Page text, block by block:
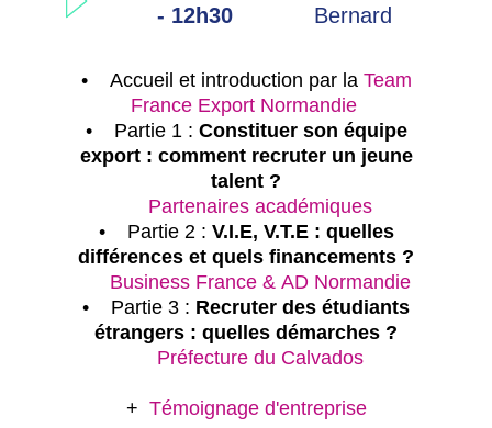
- 12h30
Bernard
• Accueil et introduction par la Team
France Export Normandie
• Partie 1 : Constituer son équipe
export : comment recruter un jeune
talent ?
Partenaires académiques
• Partie 2 : V.I.E, V.T.E : quelles
différences et quels financements ?
Business France & AD Normandie
• Partie 3 : Recruter des étudiants
étrangers : quelles démarches ?
Préfecture du Calvados
+ Témoignage d'entreprise